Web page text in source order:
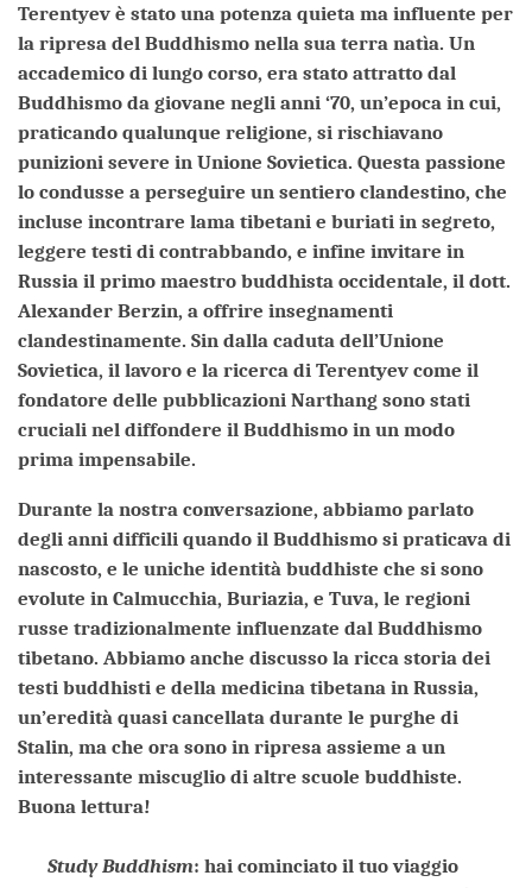
Terentyev è stato una potenza quieta ma influente per
la ripresa del Buddhismo nella sua terra natìa. Un
accademico di lungo corso, era stato attratto dal
Buddhismo da giovane negli anni ‘70, un’epoca in cui,
praticando qualunque religione, si rischiavano
punizioni severe in Unione Sovietica. Questa passione
lo condusse a perseguire un sentiero clandestino, che
incluse incontrare lama tibetani e buriati in segreto,
leggere testi di contrabbando, e infine invitare in
Russia il primo maestro buddhista occidentale, il dott.
Alexander Berzin, a offrire insegnamenti
clandestinamente. Sin dalla caduta dell’Unione
Sovietica, il lavoro e la ricerca di Terentyev come il
fondatore delle pubblicazioni Narthang sono stati
cruciali nel diffondere il Buddhismo in un modo
prima impensabile.
Durante la nostra conversazione, abbiamo parlato
degli anni difficili quando il Buddhismo si praticava di
nascosto, e le uniche identità buddhiste che si sono
evolute in Calmucchia, Buriazia, e Tuva, le regioni
russe tradizionalmente influenzate dal Buddhismo
tibetano. Abbiamo anche discusso la ricca storia dei
testi buddhisti e della medicina tibetana in Russia,
un’eredità quasi cancellata durante le purghe di
Stalin, ma che ora sono in ripresa assieme a un
interessante miscuglio di altre scuole buddhiste.
Buona lettura!
Study Buddhism: hai cominciato il tuo viaggio